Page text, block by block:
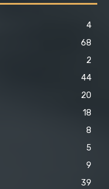
4
68
2
44
20
18
8
5
9
39